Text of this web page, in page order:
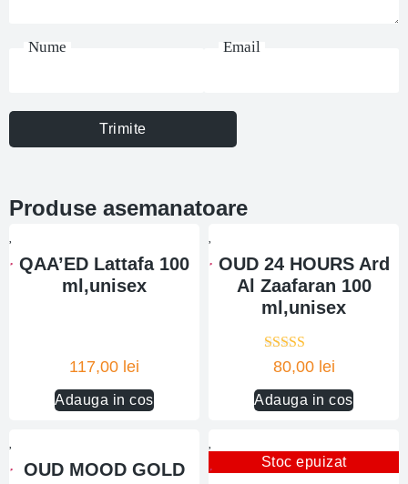
Nume Email
Trimite
Produse asemanatoare
QAA’ED Lattafa 100
ml,unisex
117,00 lei
Adauga in cos
OUD 24 HOURS Ard
Al Zaafaran 100
ml,unisex
80,00 lei
Adauga in cos
Evaluat la
5.00
OUD MOOD GOLD
Stoc epuizat